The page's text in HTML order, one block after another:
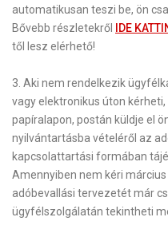
automatikusan teszi be, ön
Bővebb részletekről
IDE
től lesz elérhető!
3 Aki nem rendelkezik
vagy elektronikus úton
papíralapon, postán küldje el
nyilvántartásba vételéről az
kapcsolattartási formában
Amennyiben nem kéri
adóbevallási tervezetét már
ügyfélszolgálatán tekintheti